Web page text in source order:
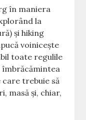
în maniera
la
și hiking
voinicește
toate regulile
îmbrăcămintea
care trebuie să
masă și, chiar,